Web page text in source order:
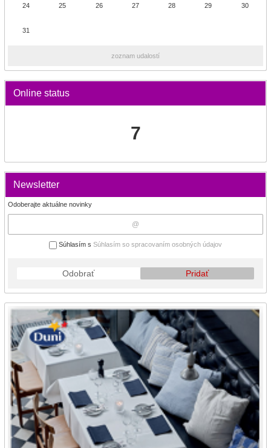
24 25 26 27 28 29 30
31
zoznam udalostí
Online status
7
Newsletter
Odoberajte aktuálne novinky
Súhlasím s Súhlasím so spracovaním osobných údajov
Odobrať Pridať